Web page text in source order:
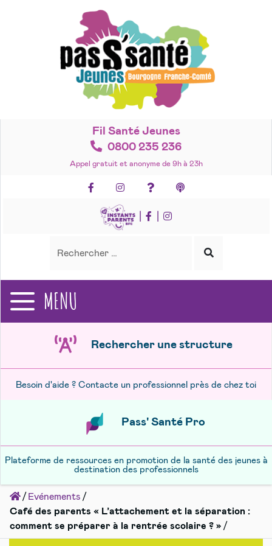
Fil Santé Jeunes
0800 235 236
Appel gratuit et anonyme de 9h à 23h
FacebookInstagramFoire aux questions
Lancer
recherche
MENU
Rechercher une structure
Besoin d'aide ? Contacte un professionnel près de chez toi
Pass' Santé Pro
Plateforme de ressources en promotion de la santé des jeunes à
destination des professionnels
Accueil
Evénements
Café des parents « L’attachement et la séparation :
comment se préparer à la rentrée scolaire ? »